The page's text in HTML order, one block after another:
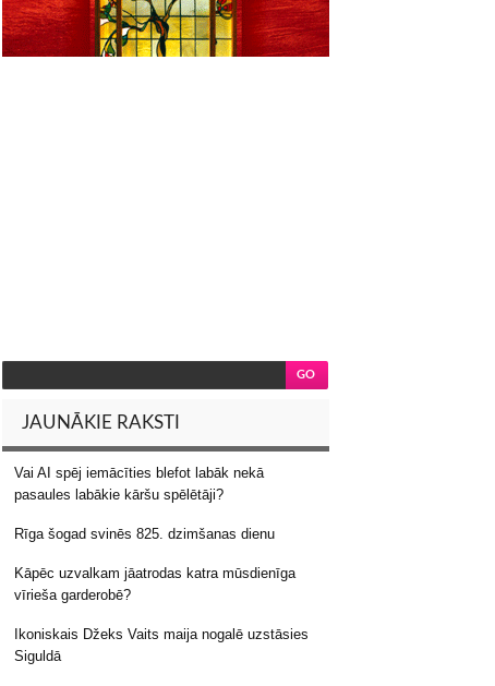
JAUNĀKIE RAKSTI
Vai AI spēj iemācīties blefot labāk nekā
pasaules labākie kāršu spēlētāji?
Rīga šogad svinēs 825. dzimšanas dienu
Kāpēc uzvalkam jāatrodas katra mūsdienīga
vīrieša garderobē?
Ikoniskais Džeks Vaits maija nogalē uzstāsies
Siguldā